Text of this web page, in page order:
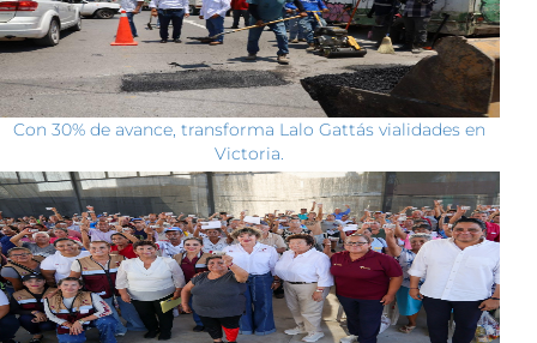
Con 30% de avance, transforma Lalo Gattás vialidades en
Victoria.